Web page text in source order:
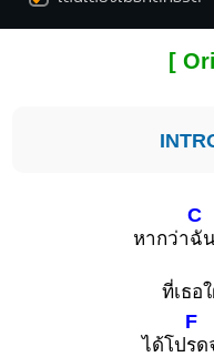
[
หากว่า
C
ฉั
ที่เธอ
ได้โป
F
รด